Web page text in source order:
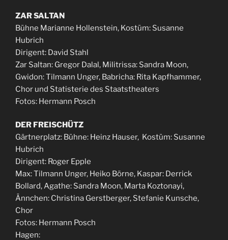
ZAR SALTAN
Bühne Marianne Hollenstein, Kostüm: Susanne
Hubrich
Dirigent: David Stahl
Zar Saltan: Gregor Dalal, Militrissa: Sandra Moon,
Gwidon: Tilmann Unger, Babricha: Rita Kapfhammer,
Chor und Statisterie des Staatstheaters
Fotos: Hermann Posch
DER FREISCHÜTZ
Gärtnerplatz: Bühne: Heinz Hauser, Kostüm: Susanne
Hubrich
Dirigent: Roger Epple
Max: Tilmann Unger, Heiko Börne, Kaspar: Derrick
Bollard, Agathe: Sandra Moon, Marta Koztonayi,
Ännchen: Christina Gerstberger, Stefanie Kunsche,
Chor
Fotos: Hermann Posch
Hagen: